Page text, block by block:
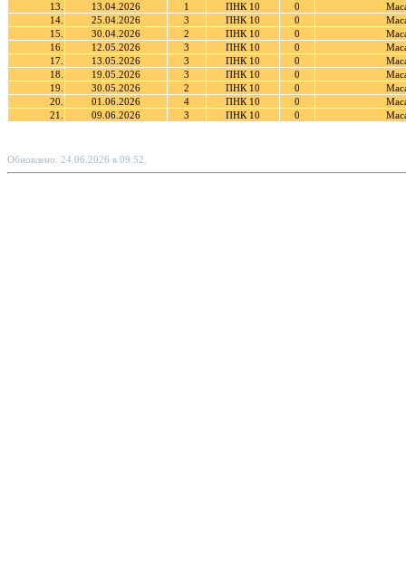
13.
13.04.2026 1 ПНК 10 0
14.
25.04.2026 3 ПНК 10 0
15.
30.04.2026 2 ПНК 10 0
16.
12.05.2026 3 ПНК 10 0
17.
13.05.2026 3 ПНК 10 0
18.
19.05.2026 3 ПНК 10 0
19.
30.05.2026 2 ПНК 10 0
20.
01.06.2026 4 ПНК 10 0
21.
09.06.2026 3 ПНК 10 0
Обновлено: 24.06.2026 в 09:52.